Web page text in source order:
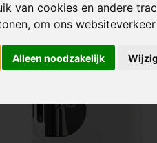
van cookies en andere
om ons
Alleen noodzakelijk